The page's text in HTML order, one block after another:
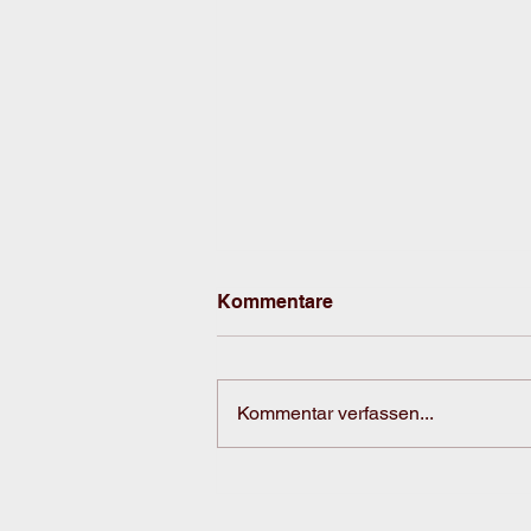
Kommentare
Kommentar verfassen...